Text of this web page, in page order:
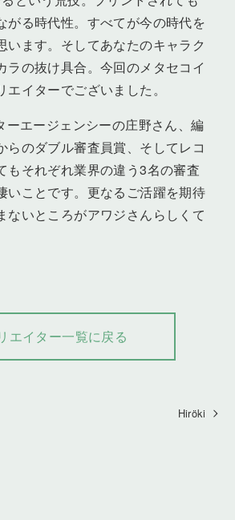
がる時代性。すべてが今の時代を
います。そしてあなたのキャラク
ラの抜け具合。今回のメタセコイ
イターでございました。
ーエージェンシーの庄野さん、編
らのダブル審査員賞、そしてレコ
もそれぞれ業界の違う3名の審査
いことです。更なるご活躍を期待
ないところがアワジさんらしくて
エイター一覧に戻る
Hiröki